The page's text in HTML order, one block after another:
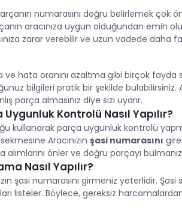
numarasını doğru belirlemek çok
aracınıza uygun olduğundan emin
zarar verebilir ve uzun vadede daha
ve hata oranını azaltma gibi birçok
bilgileri pratik bir şekilde bulabilirsiniz.
parça almasınız diye sizi uyarır.
Kontrolü Nasıl Yapılır?
kullanarak parça uygunluk kontrolü
Aracınızın şasi numarasını
önler ve doğru parçayı
Nasıl Yapılır?
şasi numarasını girmeniz yeterlidir. Şasi
listeler. Böylece, gereksiz